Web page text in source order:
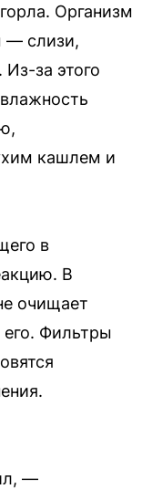
Организм
— слизи,
за этого
кашлем и
в
В
очищает
его. Фильтры
—